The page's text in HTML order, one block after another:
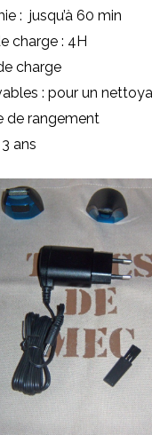
: jusqu’à 60 min
charge : 4H
charge
: pour un
de rangement
ans